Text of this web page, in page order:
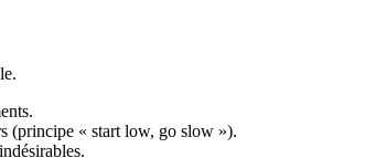
(principe « start low, go slow »).